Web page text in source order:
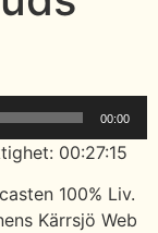
00:00
00:27:15
100% Liv.
Kärrsjö Web